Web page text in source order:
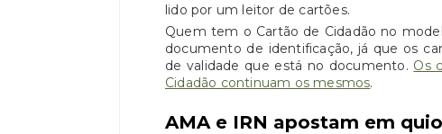
lido por um leitor de cartões.
Quem tem o Cartão de Cidadão no
documento de identificação, já que os
de validade que está no documento. Os
Cidadão continuam os mesmos.
AMA e IRN apostam em